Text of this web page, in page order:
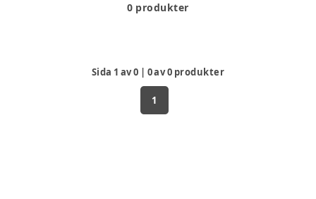
0 produkter
Sida 1 av0 | 0av0 produkter
1